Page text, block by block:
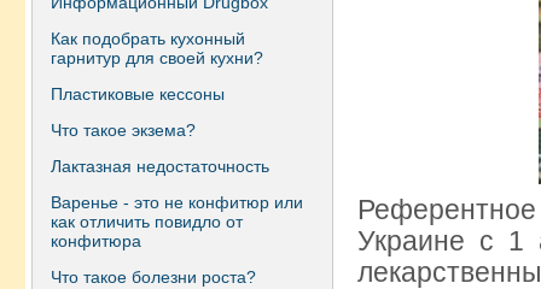
Как подобрать кухонный
гарнитур для своей кухни?
Пластиковые кессоны
Что такое экзема?
Лактазная недостаточность
Варенье - это не конфитюр или
как отличить повидло от
конфитюра
Что такое болезни роста?
Украине с 1